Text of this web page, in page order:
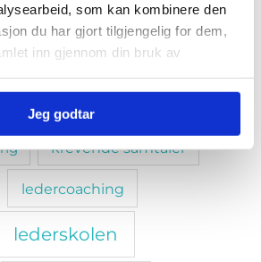
som kan kombinere den
du har gjort tilgjengelig for dem,
inn gjennom din bruk av
Jeg godtar
etikk etikk og moral
selvledelse
krevende samtaler
ledercoaching
lederskolen